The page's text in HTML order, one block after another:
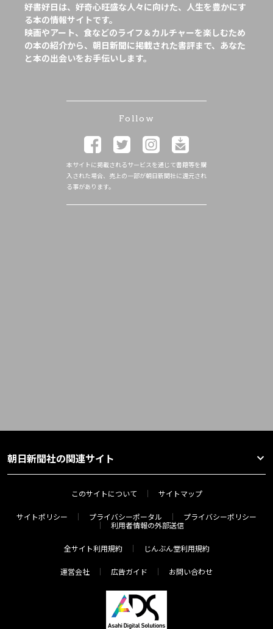
好書好日は、好奇心旺盛な人々に向けた、人生を豊かにす
る本の情報サイトです。
映画やアート、食などのライフ＆カルチャーを楽しむため
の本の紹介から、朝日新聞に掲載された書評まで、あなた
と本の出会いをお手伝いします。
Follow
本サイトに掲載されるサービスを通じて書籍等を購
入された場合、売上の一部が朝日新聞社に還元され
る事があります。
朝日新聞社の関連サイト
このサイトについて サイトマップ
サイトポリシー プライバシーポータル
プライバシーポリシー
利用者情報の外部送信
全サイト利用規約 じんぶん堂利用規約
運営会社 広告ガイド お問い合わせ